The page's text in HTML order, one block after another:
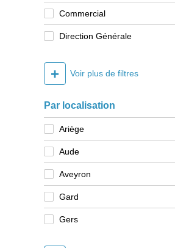
Commercial
Direction Générale
+ Voir plus de filtres
Par localisation
Ariège
Aude
Aveyron
Gard
Gers